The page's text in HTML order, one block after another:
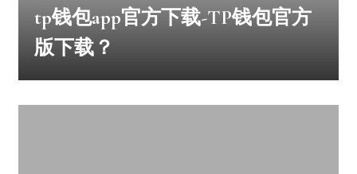
tp钱包app官方下载-TP钱包官方
版下载？